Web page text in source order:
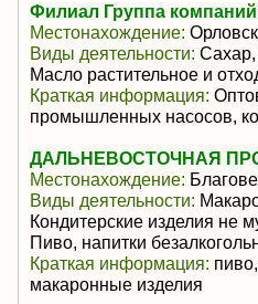
Филиал Группа
Местонахождение:
Виды деятельности: Сахар,
Масло растительное и
Краткая информация:
промышленных насосов,
ДАЛЬНЕВОСТОЧНАЯ
Местонахождение:
Виды деятельности:
Кондитерские изделия не
Пиво, напитки
Краткая информация:
макаронные изделия